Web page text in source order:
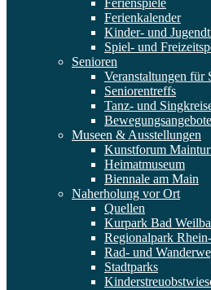
Ferienspiele
Ferienkalender
Kinder- und
Spiel- und
Senioren
Veranstaltungen für
Seniorentreffs
Tanz- und
Bewegungsangebote
Museen & Ausstellungen
Kunstforum
Heimatmuseum
Biennale am Main
Naherholung vor Ort
Quellen
Kurpark Bad
Regionalpark
Rad- und
Stadtparks